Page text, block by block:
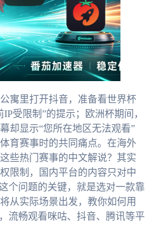
寓里打开抖音，准备看世界杯
受限制”的提示；欧洲杯期间，
却显示“您所在地区无法观看”
育赛事时的共同痛点。在海外
些热门赛事的中文解说？其实
限制，国内平台的内容只对中
个问题的关键，就是选对一款靠
从实际场景出发，教你如何用
流畅观看咪咕、抖音、腾讯等平